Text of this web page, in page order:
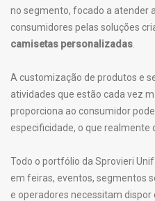
no segmento, focado a atender
consumidores pelas soluções
camisetas personalizadas
A customização de produtos e
atividades que estão cada vez
proporciona ao consumidor
especificidade, o que realmente
Todo o portfólio da Sprovieri
em feiras, eventos, segmentos
e operadores necessitam